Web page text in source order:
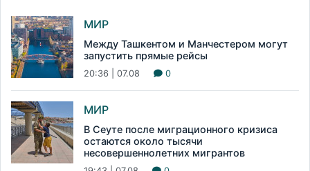
МИР
Между Ташкентом и Манчестером могут
запустить прямые рейсы
20:36 | 07.08 0
МИР
В Сеуте после миграционного кризиса
остаются около тысячи
несовершеннолетних мигрантов